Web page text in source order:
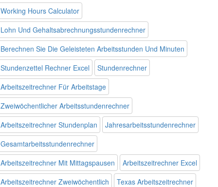
Working Hours Calculator
Lohn Und Gehaltsabrechnungsstundenrechner
Berechnen Sie Die Geleisteten Arbeitsstunden Und Minuten
Stundenzettel Rechner Excel
Stundenrechner
Arbeitszeitrechner Für Arbeitstage
Zweiwöchentlicher Arbeitsstundenrechner
Arbeitszeitrechner Stundenplan
Jahresarbeitsstundenrechner
Gesamtarbeitsstundenrechner
Arbeitszeitrechner Mit Mittagspausen
Arbeitszeitrechner Excel
Arbeitszeitrechner Zweiwöchentlich
Texas Arbeitszeitrechner